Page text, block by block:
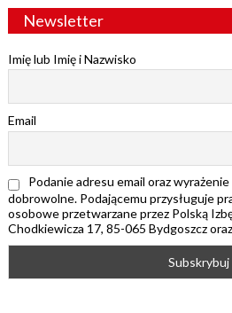
Newsletter
Imię lub Imię i Nazwisko
Email
Podanie adresu email oraz
dobrowolne. Podającemu przysługuje
osobowe przetwarzane przez Polską
Chodkiewicza 17, 85-065 Bydgoszcz